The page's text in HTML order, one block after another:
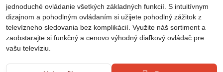
jednoduché ovládanie všetkých základných funkcií. S intuitívnym
dizajnom a pohodlným ovládaním si užijete pohodlný zážitok z
televízneho sledovania bez komplikácií. Využite náš sortiment a
zaobstarajte si funkčný a cenovo výhodný diaľkový ovládač pre
vašu televíziu.